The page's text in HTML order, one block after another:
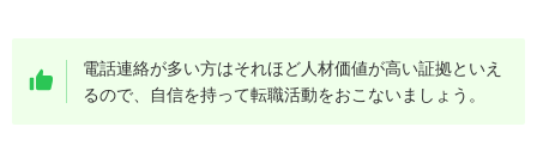
電話連絡が多い方はそれほど人材価値が高い証拠といえ
るので、自信を持って転職活動をおこないましょう。